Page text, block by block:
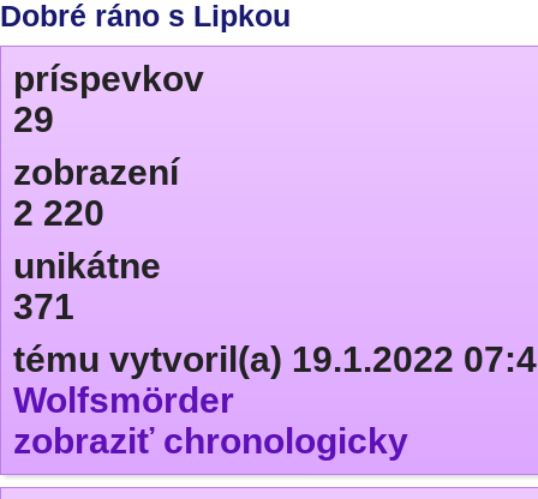
Dobré ráno s Lipkou
príspevkov
29
zobrazení
2 220
unikátne
371
tému vytvoril(a) 19.1.2022
Wolfsmörder
zobraziť chronologicky